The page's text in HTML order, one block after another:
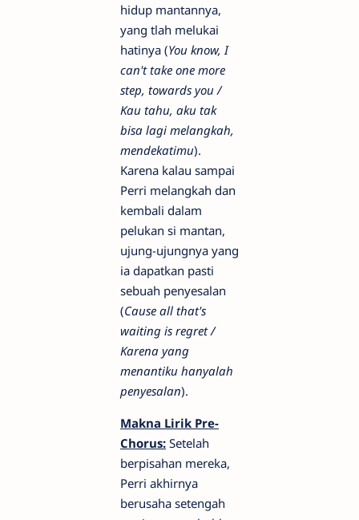
hidup mantannya,
yang tlah melukai
hatinya (You know, I
can't take one more
step, towards you /
Kau tahu, aku tak
bisa lagi melangkah,
mendekatimu).
Karena kalau sampai
Perri melangkah dan
kembali dalam
pelukan si mantan,
ujung-ujungnya yang
ia dapatkan pasti
sebuah penyesalan
(Cause all that's
waiting is regret /
Karena yang
menantiku hanyalah
penyesalan).
Makna Lirik Pre-
Chorus: Setelah
berpisahan mereka,
Perri akhirnya
berusaha setengah